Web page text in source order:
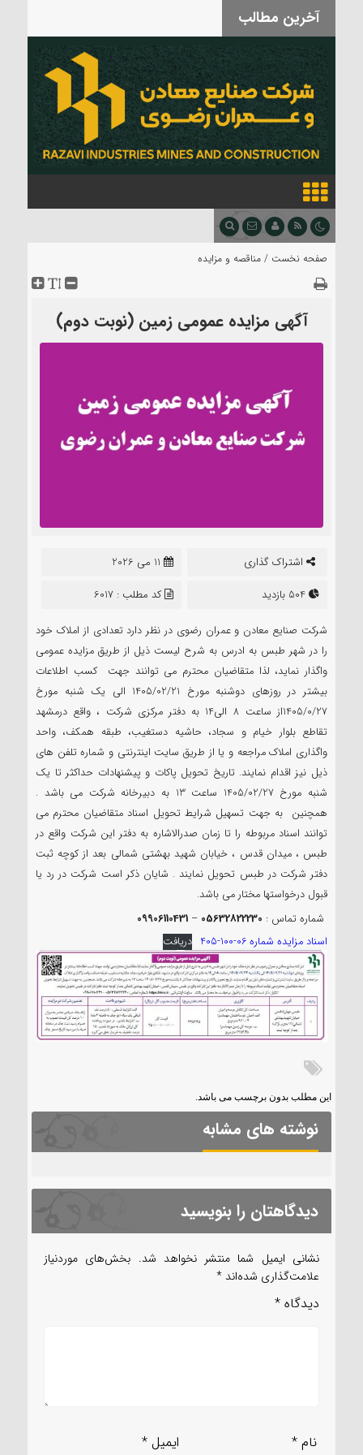
آخرین مطالب
صفحه نخست / مناقصه و مزایده
آگهی مزایده عمومی زمین (نوبت دوم)
اشتراک گذاری
11 می 2026
کد مطلب : 6017
شرکت صنایع معادن و عمران رضوی در نظر دارد تعدادی از املاک خود
را در شهر طبس به ادرس به شرح لیست ذیل از طریق مزایده عمومی
واگذار نماید، لذا متقاضیان محترم می توانند جهت کسب اطلاعات
بیشتر در روزهای دوشنبه مورخ 1405/02/21 الی یک شنبه مورخ
1405/0/27از ساعت 8 الی14 به دفتر مرکزی شرکت ، واقع درمشهد
تقاطع بلوار خیام و سجاد، حاشیه دستغیب، طبقه همکف، واحد
واگذاری املاک مراجعه و یا از طریق سایت اینترنتی و شماره تلفن های
ذیل نیز اقدام نمایند. تاریخ تحویل پاکات و پیشنهادات حداکثر تا یک
شنبه مورخ 1405/02/27 ساعت 13 به دبیرخانه شرکت می باشد .
همچنین به جهت تسهیل شرایط تحویل اسناد متقاضیان محترم می
توانند اسناد مربوطه را تا زمان صدرالاشاره به دفتر این شرکت واقع در
طبس ، ميدان قدس ، خيابان شهيد بهشتي شمالي بعد از كوچه ثبت
دفتر شرکت در طبس تحویل نمایند . شایان ذکر است شرکت در رد یا
قبول درخواستها مختار می باشد.
شماره تماس : 05632822230
–
09906110431
اسناد مزایده شماره 06-100-405
دریافت
این مطلب بدون برچسب می باشد.
نوشته های مشابه
دیدگاهتان را بنویسید
نشانی ایمیل شما منتشر نخواهد شد. بخش‌های موردنیاز
علامت‌گذاری شده‌اند *
دیدگاه *
نام* ایمیل*